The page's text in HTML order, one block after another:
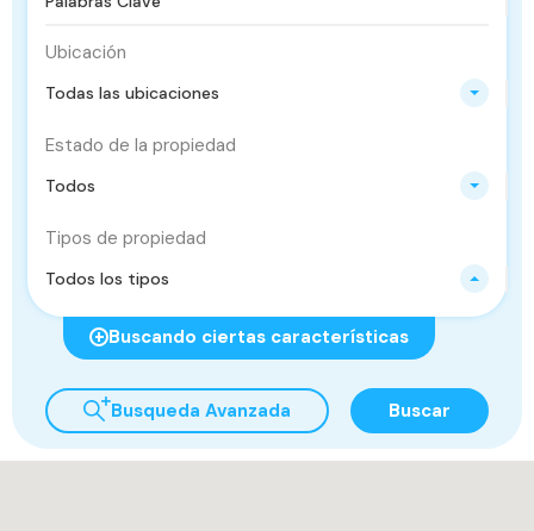
Ubicación
Todas las ubicaciones
Estado de la propiedad
Todos
Tipos de propiedad
Todos los tipos
Buscando ciertas características
Busqueda Avanzada Buscar